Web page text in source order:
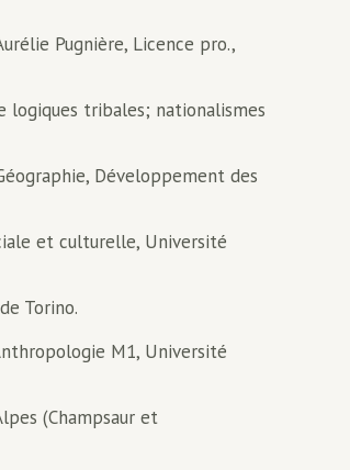
Pugnière, Licence pro.,
logiques tribales; nationalismes
Développement des
et culturelle, Université
Torino.
M1, Université
(Champsaur et